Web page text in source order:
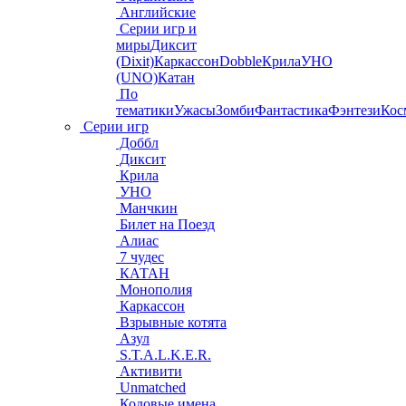
Английские
Серии игр и
мирыДиксит
(Dixit)КаркассонDobbleКрилаУНО
(UNO)Катан
По
тематикиУжасыЗомбиФантастикаФэнтези
Серии игр
Доббл
Диксит
Крила
УНО
Манчкин
Билет на Поезд
Алиас
7 чудес
КАТАН
Монополия
Каркассон
Взрывные котята
Азул
S.T.A.L.K.E.R.
Активити
Unmatched